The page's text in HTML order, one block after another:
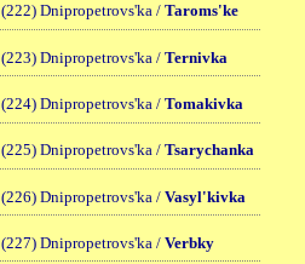
(222) Dnipropetrovs'ka / Taroms'ke
(223) Dnipropetrovs'ka / Ternivka
(224) Dnipropetrovs'ka / Tomakivka
(225) Dnipropetrovs'ka / Tsarychanka
(226) Dnipropetrovs'ka / Vasyl'kivka
(227) Dnipropetrovs'ka / Verbky